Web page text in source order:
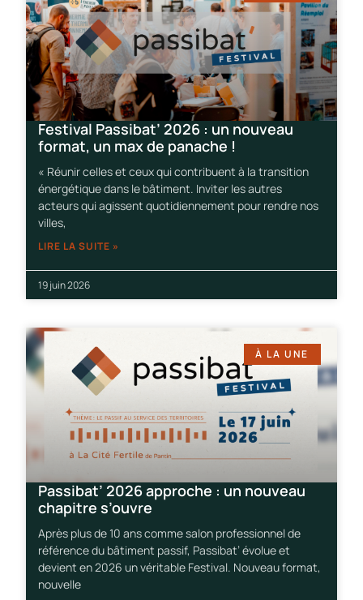
Festival Passibat’ 2026 : un nouveau
format, un max de panache !
« Réunir celles et ceux qui contribuent à la transition
énergétique dans le bâtiment. Inviter les autres
acteurs qui agissent quotidiennement pour rendre nos
villes,
LIRE LA SUITE »
19 juin 2026
À LA UNE
Passibat’ 2026 approche : un nouveau
chapitre s’ouvre
Après plus de 10 ans comme salon professionnel de
référence du bâtiment passif, Passibat’ évolue et
devient en 2026 un véritable Festival. Nouveau format,
nouvelle